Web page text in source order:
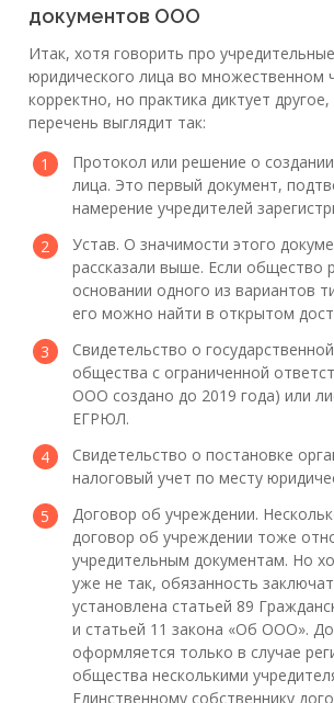
документов ООО
Итак, хотя говорить про
юридического лица во множественном
корректно, но практика диктует
перечень выглядит так:
Протокол или решение о
лица. Это первый документ,
намерение учредителей
Устав. О значимости этого
рассказали выше. Если общество
основании одного из вариантов
его можно найти в открытом
Свидетельство о
общества с ограниченной
ООО создано до 2019 года) или
ЕГРЮЛ.
Свидетельство о постановке
налоговый учет по месту
Договор об учреждении.
договор об учреждении тоже
учредительным документам. Но
уже не так, обязанность
установлена статьей 89
и статьей 11 закона «Об ООО».
оформляется только в случае
общества несколькими
Единственному собственнику